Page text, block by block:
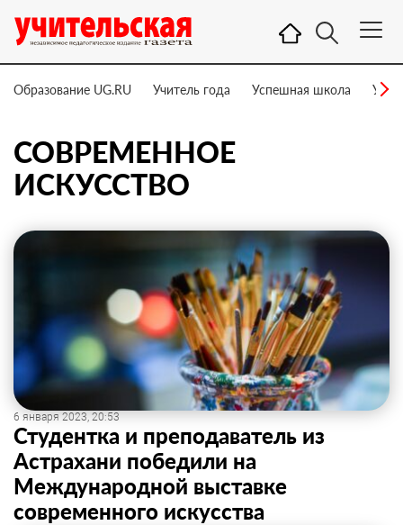
Образование UG.RU Учитель года Успешная школа
СОВРЕМЕННОЕ
ИСКУССТВО
6 января 2023, 20:53
Студентка и преподаватель из
Астрахани победили на
Международной выставке
современного искусства